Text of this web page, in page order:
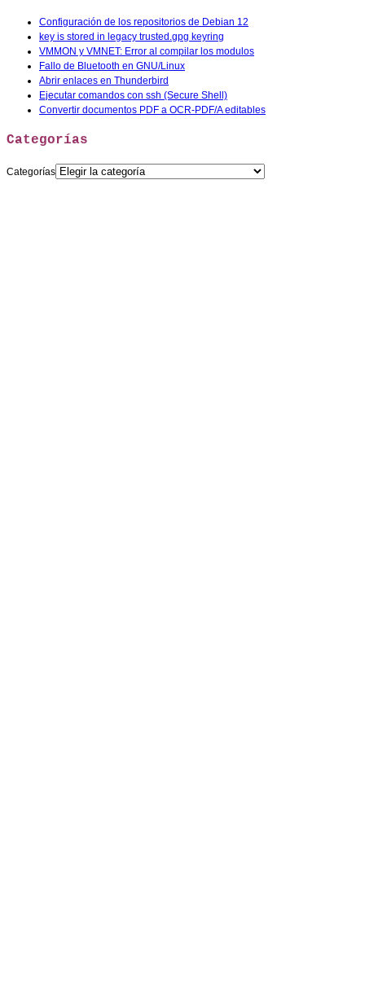
Configuración de los repositorios de Debian 12
key is stored in legacy trusted.gpg keyring
VMMON y VMNET: Error al compilar los modulos
Fallo de Bluetooth en GNU/Linux
Abrir enlaces en Thunderbird
Ejecutar comandos con ssh (Secure Shell)
Convertir documentos PDF a OCR-PDF/A editables
Categorías
Categorías